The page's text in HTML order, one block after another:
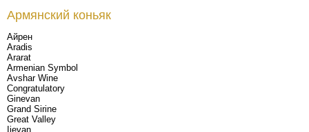
Армянский коньяк
Айрен
Aradis
Ararat
Armenian Symbol
Avshar Wine
Congratulatory
Ginevan
Grand Sirine
Great Valley
Ijevan